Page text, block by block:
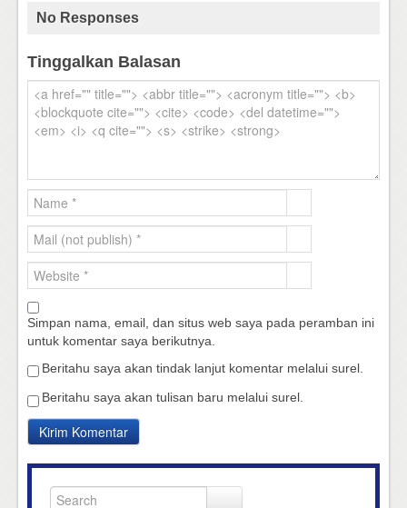
No Responses
Tinggalkan Balasan
Simpan nama, email, dan situs web saya pada peramban ini
untuk komentar saya berikutnya.
Beritahu saya akan tindak lanjut komentar melalui surel.
Beritahu saya akan tulisan baru melalui surel.